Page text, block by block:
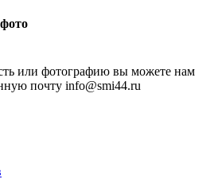
или фотографию вы можете нам
почту info@smi44.ru